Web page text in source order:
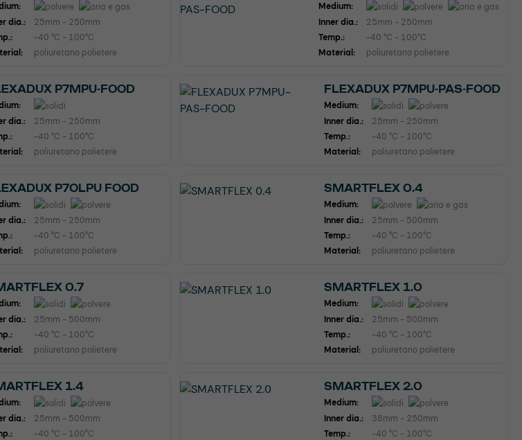
dia.:
25mm - 250mm
-40 °C - 100°C
poliuretano polietere
Medium:
Inner dia.:
25mm - 250mm
Temp.:
-40 °C - 100°C
Material:
poliuretano polietere
P7MPU-FOOD
dia.:
25mm - 250mm
-40 °C - 100°C
poliuretano polietere
FLEXADUX P7MPU-PAS-FOOD
Medium:
Inner dia.:
25mm - 250mm
Temp.:
-40 °C - 100°C
Material:
poliuretano polietere
P7OLPU FOOD
dia.:
25mm - 250mm
-40 °C - 100°C
poliuretano polietere
SMARTFLEX 0.4
Medium:
Inner dia.:
25mm - 500mm
Temp.:
-40 °C - 100°C
Material:
poliuretano polietere
0.7
dia.:
25mm - 500mm
-40 °C - 100°C
poliuretano polietere
SMARTFLEX 1.0
Medium:
Inner dia.:
25mm - 500mm
Temp.:
-40 °C - 100°C
Material:
poliuretano polietere
1.4
dia.:
25mm - 500mm
-40 °C - 100°C
SMARTFLEX 2.0
Medium:
Inner dia.:
38mm - 250mm
Temp.:
-40 °C - 100°C